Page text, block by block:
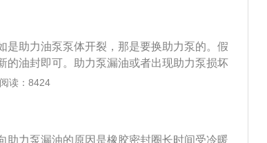
2、用工具拆掉底下面的弹簧卡，壳体下面
； 3、拆掉弹簧卡后，把后盖磕下，拆轴上面
轮就能一起抽出来。
是助力油泵泵体开裂，那是要换助力泵的。假
的油封即可。助力泵漏油或者出现助力泵损坏
件的更换，车辆转向时出现异响、有卡顿、
2、用工具拆掉底下面的弹簧卡，壳体下面
； 3、拆掉弹簧卡后，把后盖磕下，拆轴上面
阅读：8424
助力泵漏油的原因是橡胶密封圈长时间受冷暖